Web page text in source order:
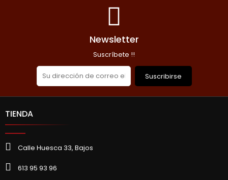
Newsletter
Suscríbete !!
Suscribirse
TIENDA
Calle Huesca 33, Bajos
613 95 93 96